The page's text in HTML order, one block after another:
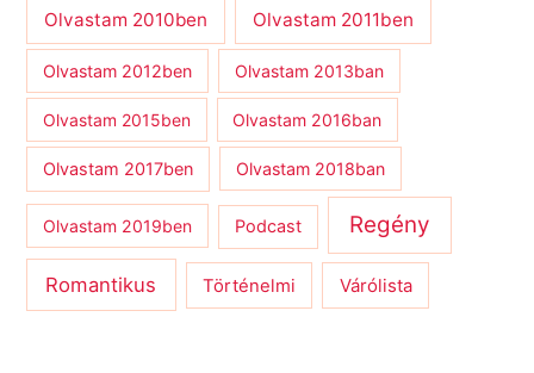
Olvastam 2010ben Olvastam 2011ben
Olvastam 2012ben Olvastam 2013ban
Olvastam 2015ben Olvastam 2016ban
Olvastam 2017ben Olvastam 2018ban
Olvastam 2019ben Podcast Regény
Romantikus Történelmi Várólista